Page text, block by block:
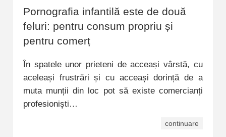
Pornografia infantilă este de două
feluri: pentru consum propriu și
pentru comerț
În spatele unor prieteni de acceași vârstă, cu
aceleași frustrări și cu acceași dorință de a
muta munții din loc pot să existe comercianți
profesioniști…
continuare